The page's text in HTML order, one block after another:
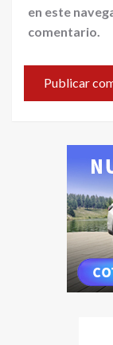
en este
comentario.